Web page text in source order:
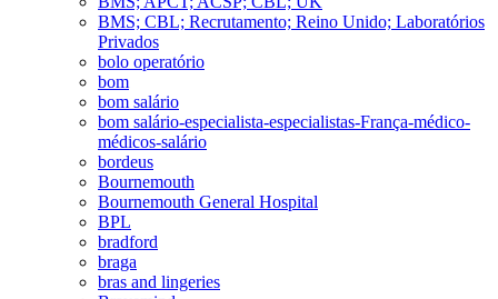
BMS; CBL; Recrutamento; Reino Unido; Laboratórios
Privados
bolo operatório
bom
bom salário
bom salário-especialista-especialistas-França-médico-
médicos-salário
bordeus
Bournemouth
Bournemouth General Hospital
BPL
bradford
braga
bras and lingeries